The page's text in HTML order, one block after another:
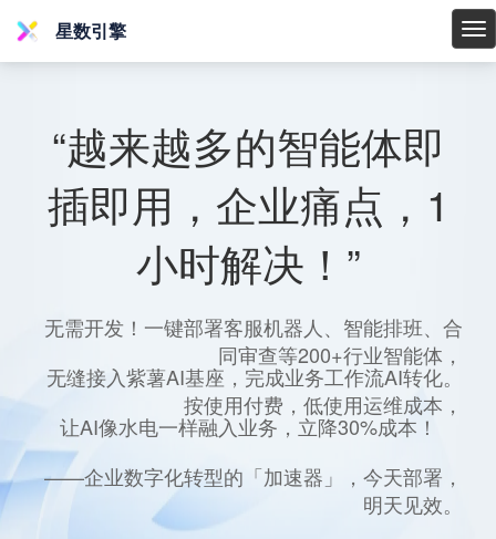
星
星数引擎
“越来越多的智能体即
插即用，企业痛点，1
小时解决！”
无需开发！一键部署客服机器人、智能排班、合
同审查等200+行业智能体，
无缝接入紫薯AI基座，完成业务工作流AI转化。
按使用付费，低使用运维成本，
让AI像水电一样融入业务，立降30%成本！
——企业数字化转型的「加速器」，今天部署，
明天见效。